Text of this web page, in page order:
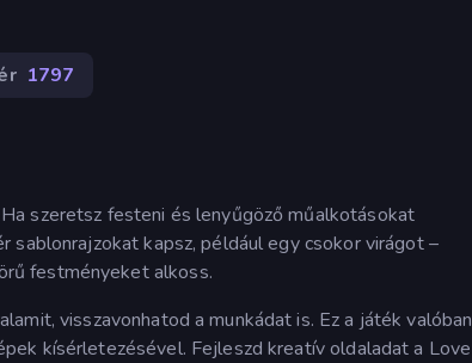
1797
szeretsz festeni és lenyűgöző műalkotásokat
kapsz, például egy csokor virágot –
festményeket alkoss.
visszavonhatod a munkádat is. Ez a játék valóban
kísérletezésével. Fejleszd kreatív oldaladat a Love